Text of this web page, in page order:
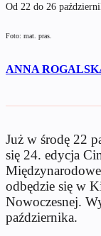
Od 22 do 26
Foto: mat. pras.
ANNA
Już w środę 22
się 24. edycja
odbędzie się w
Nowoczesnej.
października.